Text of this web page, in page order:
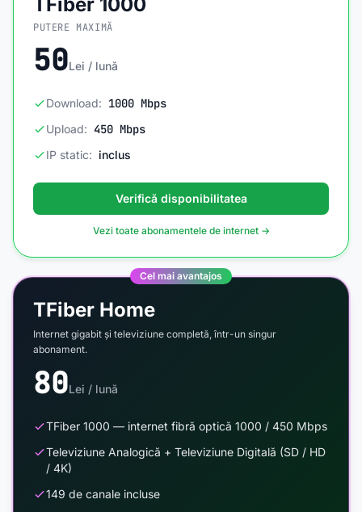
PUTERE MAXIMĂ
50Lei / lună
Download: 1000 Mbps
Upload: 450 Mbps
IP static: inclus
Verifică disponibilitatea
Vezi toate abonamentele de internet →
Cel mai avantajos
TFiber Home
Internet gigabit și televiziune completă, într-un singur
abonament.
80Lei / lună
TFiber 1000 — internet fibră optică 1000 / 450 Mbps
Televiziune Analogică + Televiziune Digitală (SD / HD
/ 4K)
149 de canale incluse